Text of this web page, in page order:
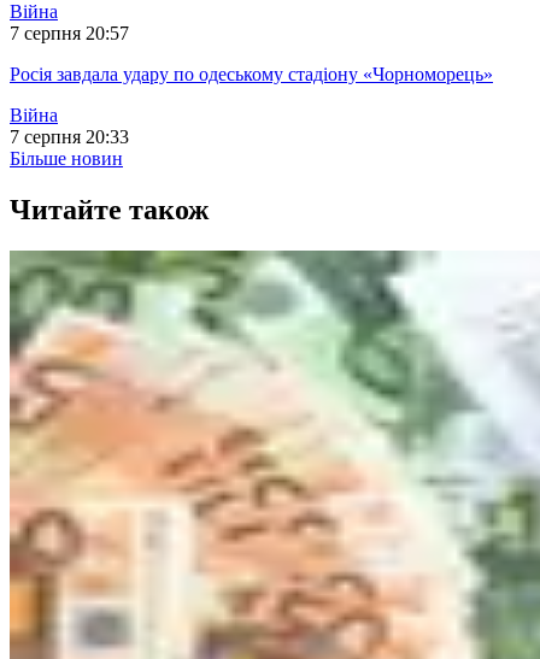
Війна
7 серпня 20:57
Росія завдала удару по одеському стадіону «Чорноморець»
Війна
7 серпня 20:33
Більше новин
Читайте також